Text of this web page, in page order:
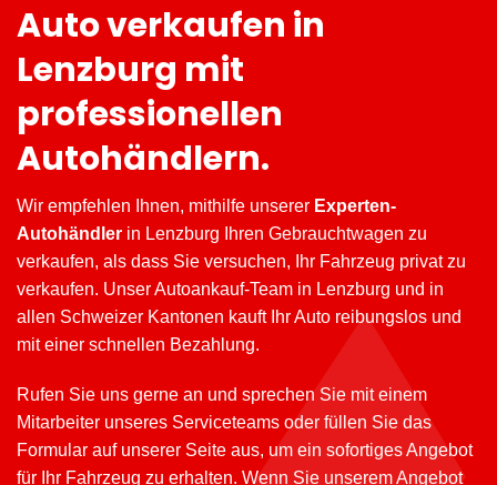
Auto verkaufen in
Lenzburg mit
professionellen
Autohändlern.
Wir empfehlen Ihnen, mithilfe unserer Experten-
Autohändler in Lenzburg Ihren Gebrauchtwagen zu
verkaufen, als dass Sie versuchen, Ihr Fahrzeug privat zu
verkaufen. Unser Autoankauf-Team in Lenzburg und in
allen Schweizer Kantonen kauft Ihr Auto reibungslos und
mit einer schnellen Bezahlung.
Rufen Sie uns gerne an und sprechen Sie mit einem
Mitarbeiter unseres Serviceteams oder füllen Sie das
Formular auf unserer Seite aus, um ein sofortiges Angebot
für Ihr Fahrzeug zu erhalten. Wenn Sie unserem Angebot